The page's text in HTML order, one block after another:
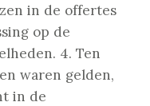
in de offertes
op de
4. Ten
waren gelden,
in de